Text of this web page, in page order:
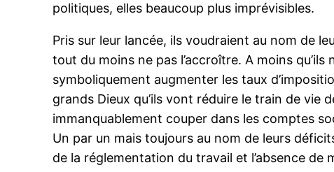
politiques, elles beaucoup plus imprévisibles.
Pris sur leur lancée, ils voudraient au nom de
tout du moins ne pas l’accroître. A moins
symboliquement augmenter les taux
grands Dieux qu’ils vont réduire le train de vie
immanquablement couper dans les comptes
Un par un mais toujours au nom de leurs
de la réglementation du travail et l’absence